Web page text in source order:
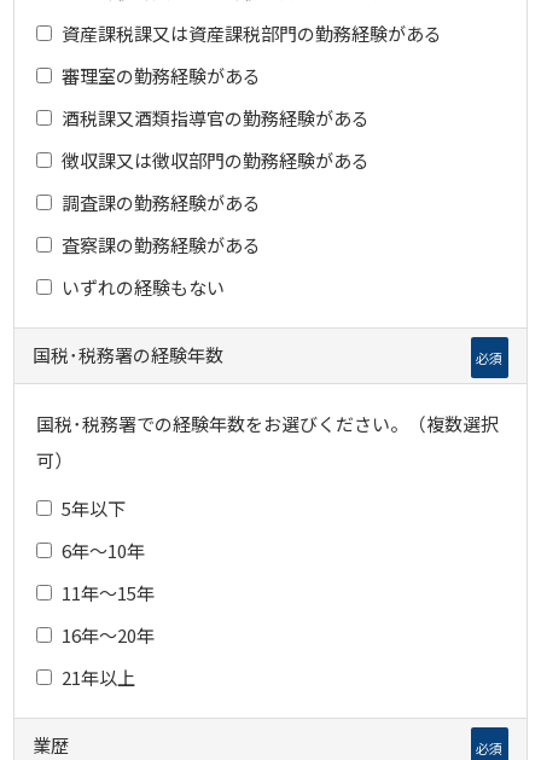
資産課税課又は資産課税部門の勤務経験がある
審理室の勤務経験がある
酒税課又酒類指導官の勤務経験がある
徴収課又は徴収部門の勤務経験がある
調査課の勤務経験がある
査察課の勤務経験がある
いずれの経験もない
国税･税務署の経験年数 必須
国税･税務署での経験年数をお選びください。（複数選択
可）
5年以下
6年～10年
11年～15年
16年～20年
21年以上
業歴 必須